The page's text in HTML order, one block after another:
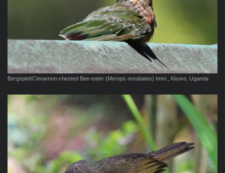
Bergspint/Cinnamon-chested Bee-eater (Merops oreobates) Imm., Kisoro, Uganda